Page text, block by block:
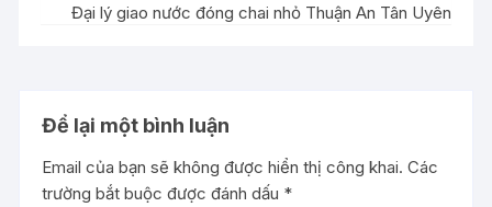
Đại lý giao nước đóng chai nhỏ Thuận An Tân Uyên
Để lại một bình luận
Email của bạn sẽ không được hiển thị công khai. Các
trường bắt buộc được đánh dấu *